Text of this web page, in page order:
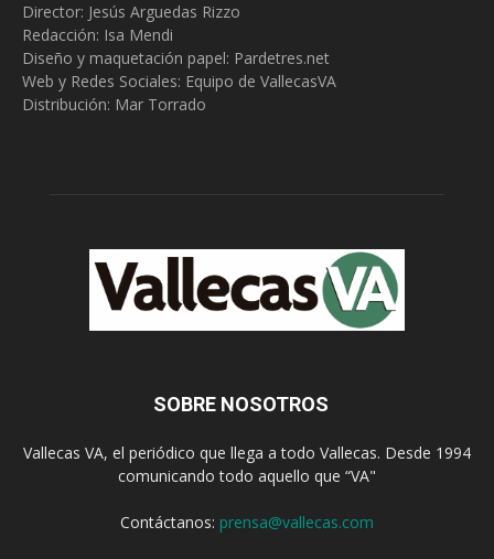
Director: Jesús Arguedas Rizzo
Redacción: Isa Mendi
Diseño y maquetación papel: Pardetres.net
Web y Redes Sociales: Equipo de VallecasVA
Distribución: Mar Torrado
SOBRE NOSOTROS
Vallecas VA, el periódico que llega a todo Vallecas. Desde 1994
comunicando todo aquello que “VA"
Contáctanos: prensa@vallecas.com